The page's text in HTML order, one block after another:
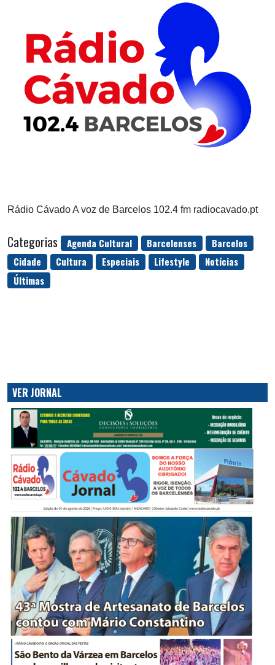
Rádio Cávado A voz de Barcelos 102.4 fm radiocavado.pt
Categorias Agenda Cultural Barcelenses
Barcelos
Cidade
Cultura Especiais Lifestyle
Notícias
Últimas
VER JORNAL